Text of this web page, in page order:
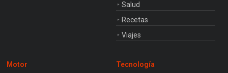
Salud
Recetas
Viajes
Motor
Tecnología